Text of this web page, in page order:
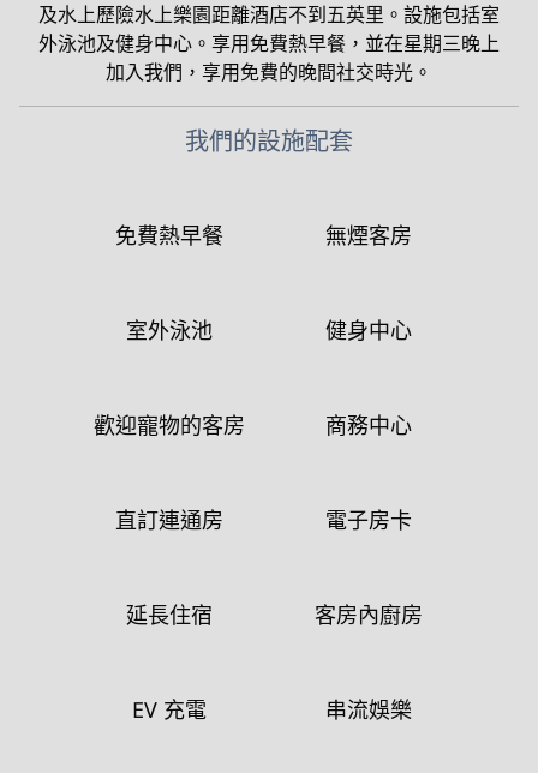
及水上歷險水上樂園距離酒店不到五英里。設施包括室
外泳池及健身中心。享用免費熱早餐，並在星期三晚上
加入我們，享用免費的晚間社交時光。
我們的設施配套
免費熱早餐 無煙客房
室外泳池 健身中心
歡迎寵物的客房 商務中心
直訂連通房 電子房卡
延長住宿 客房內廚房
EV 充電 串流娛樂